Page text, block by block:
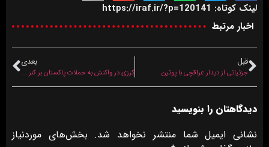
لینک کوتاه: https://iraf.ir/?p=120141
اخبار مرتبط
قبل
جزئیاتی از دیدار عراقچی با پوتین
بعدی
کرزی در واکنش به حملات پاکستان بر کنر از سازمان ملل خواست وارد عمل شود
دیدگاهتان را بنویسید
نشانی ایمیل شما منتشر نخواهد شد. بخش‌های موردنیاز